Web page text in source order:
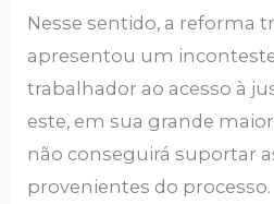
Nesse sentido, a reforma
apresentou um
trabalhador ao acesso à
este, em sua grande
não conseguirá suportar
provenientes do processo.